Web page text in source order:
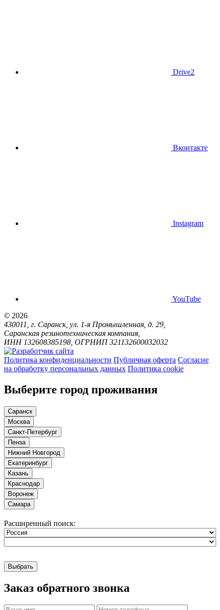
Drive2
Вконтакте
Instagram
YouTube
© 2026
430011, г. Саранск, ул. 1-я Промышленная, д. 29,
Саранская резинотехническая компания,
ИНН 132608385198, ОГРНИП 321132600032032
Политика конфиденциальности Публичная оферта Согласие
на обработку персональных данных Политика cookie
Выберите город проживания
Саранск
Москва
Санкт-Петербург
Пенза
Нижний Новгород
Екатеринбург
Казань
Краснодар
Воронеж
Самара
Расширенный поиск:
Выбрать
Заказ обратного звонка